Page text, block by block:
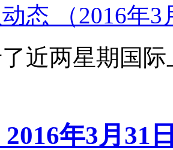
态 （2016年
近两星期国
年3月31